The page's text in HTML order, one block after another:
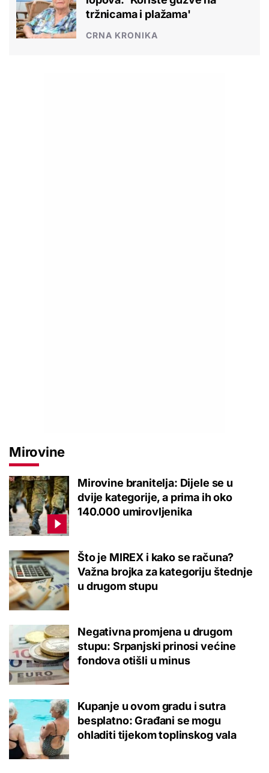
tržnicama i plažama'
CRNA KRONIKA
Mirovine
Mirovine branitelja: Dijele se u
dvije kategorije, a prima ih oko
140.000 umirovljenika
Što je MIREX i kako se računa?
Važna brojka za kategoriju štednje
u drugom stupu
Negativna promjena u drugom
stupu: Srpanjski prinosi većine
fondova otišli u minus
Kupanje u ovom gradu i sutra
besplatno: Građani se mogu
ohladiti tijekom toplinskog vala